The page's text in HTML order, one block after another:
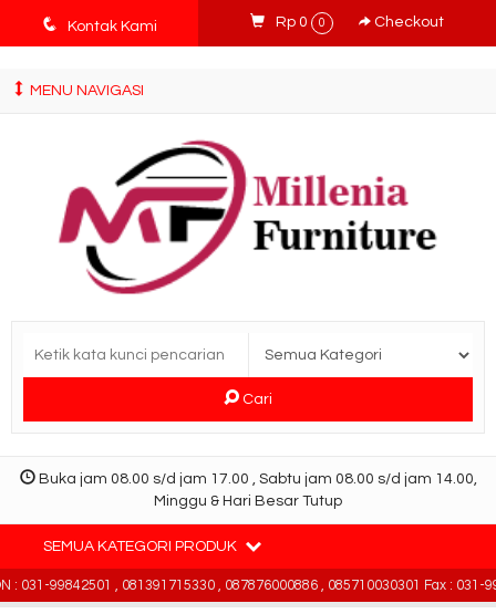
tv3ISbyqwvMDypa7aIfj2FUlPKawe7X5fX5v6wsT4Ns
q Kontak Kami Rp 0 0 Checkout
MENU NAVIGASI
Cari
Buka jam 08.00 s/d jam 17.00 , Sabtu jam 08.00 s/d jam 14.00,
Minggu & Hari Besar Tutup
SEMUA KATEGORI PRODUK
031-99842501 , 081391715330 , 087876000886 , 085710030301 Fax : 031-